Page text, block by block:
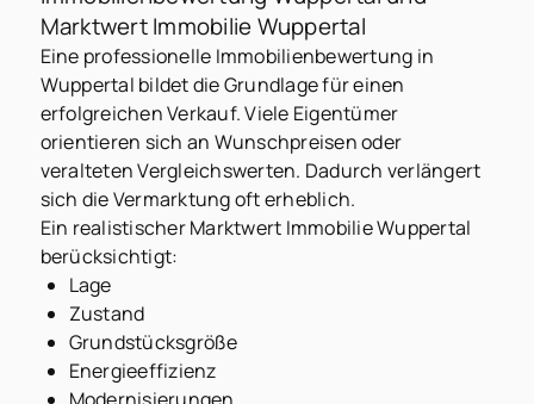
Marktwert Immobilie Wuppertal
Eine professionelle Immobilienbewertung in
Wuppertal bildet die Grundlage für einen
erfolgreichen Verkauf. Viele Eigentümer
orientieren sich an Wunschpreisen oder
veralteten Vergleichswerten. Dadurch verlängert
sich die Vermarktung oft erheblich.
Ein realistischer Marktwert Immobilie Wuppertal
berücksichtigt:
Lage
Zustand
Grundstücksgröße
Energieeffizienz